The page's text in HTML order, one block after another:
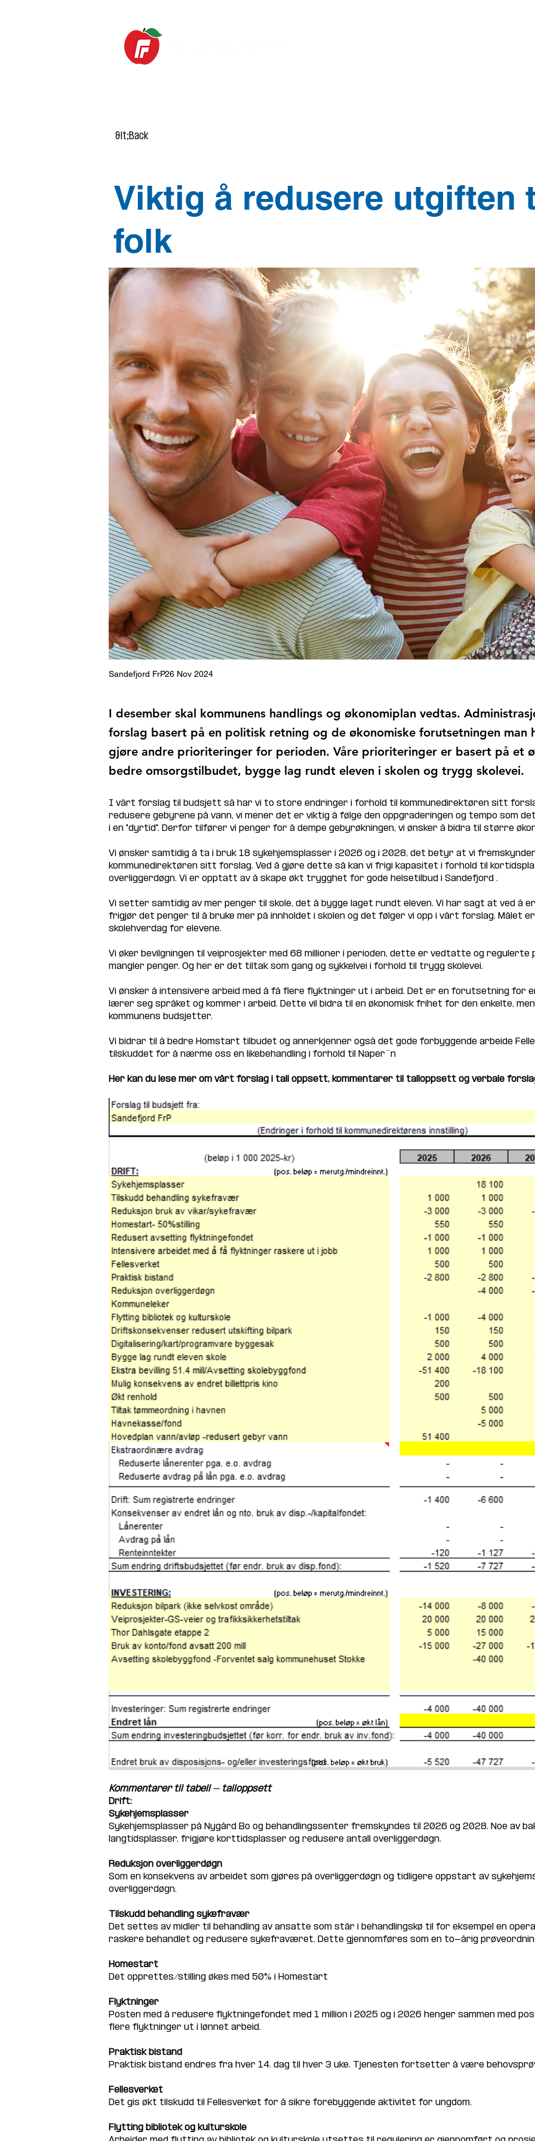
&lt;Back
Viktig å redusere utgiften
folk
Sandefjord FrP26 Nov 2024
I desember skal kommunens handlings og økonomiplan vedtas.
forslag basert på en politisk retning og de økonomiske forutsetningen man
gjøre andre prioriteringer for perioden. Våre prioriteringer er basert på et
bedre omsorgstilbudet, bygge lag rundt eleven i skolen og trygg skolevei.
I vårt forslag til budsjett så har vi to store endringer i forhold til kommunedirektøren sitt
redusere gebyrene på vann, vi mener det er viktig å følge den oppgraderingen og tempo som
i en "dyrtid". Derfor tilfører vi penger for å dempe gebyrøkningen, vi ønsker å bidra til større
Vi ønsker samtidig å ta i bruk 18 sykehjemsplasser i 2026 og i 2028, det betyr at vi
kommunedirektøren sitt forslag. Ved å gjøre dette så kan vi frigi kapasitet i forhold til
overliggerdøgn. Vi er opptatt av å skape økt trygghet for gode helsetilbud i Sandefjord .
Vi setter samtidig av mer penger til skole, det å bygge laget rundt eleven. Vi har sagt at ved å
frigjør det penger til å bruke mer på innholdet i skolen og det følger vi opp i vårt forslag. Målet
skolehverdag for elevene.
Vi øker bevilgningen til veiprosjekter med 68 millioner i perioden, dette er vedtatte og
mangler penger. Og her er det tiltak som gang og sykkelvei i forhold til trygg skolevei.
Vi ønsker å intensivere arbeid med å få flere flyktninger ut i arbeid. Det er en forutsetning for
lærer seg språket og kommer i arbeid. Dette vil bidra til en økonomisk frihet for den enkelte,
kommunens budsjetter.
Vi bidrar til å bedre Homstart tilbudet og annerkjenner også det gode forbyggende arbeide
tilskuddet for å nærme oss en likebehandling i forhold til Naper`n
Her kan du lese mer om vårt forslag i tall oppsett, kommentarer til talloppsett og verbale
Kommentarer til tabell - talloppsett
Drift:
Sykehjemsplasser
Sykehjemsplasser på Nygård Bo og behandlingssenter fremskyndes til 2026 og 2028. Noe av
langtidsplasser, frigjøre korttidsplasser og redusere antall overliggerdøgn.
Reduksjon overliggerdøgn
Som en konsekvens av arbeidet som gjøres på overliggerdøgn og tidligere oppstart av
overliggerdøgn.
Tilskudd behandling sykefravær
Det settes av midler til behandling av ansatte som står i behandlingskø til for eksempel en
raskere behandlet og redusere sykefraværet. Dette gjennomføres som en to-årig
Homestart
Det opprettes/stilling økes med 50% i Homestart
Flyktninger
Posten med å redusere flyktningefondet med 1 million i 2025 og i 2026 henger sammen med
flere flyktninger ut i lønnet arbeid.
Praktisk bistand
Praktisk bistand endres fra hver 14. dag til hver 3 uke. Tjenesten fortsetter å være
Fellesverket
Det gis økt tilskudd til Fellesverket for å sikre forebyggende aktivitet for ungdom.
Flytting bibliotek og kulturskole